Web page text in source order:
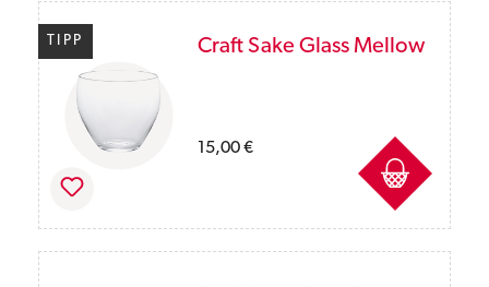
TIPP Craft Sake Glass Mellow
15,00 €
Preise inkl. MwSt. des Lieferlandes zzgl.